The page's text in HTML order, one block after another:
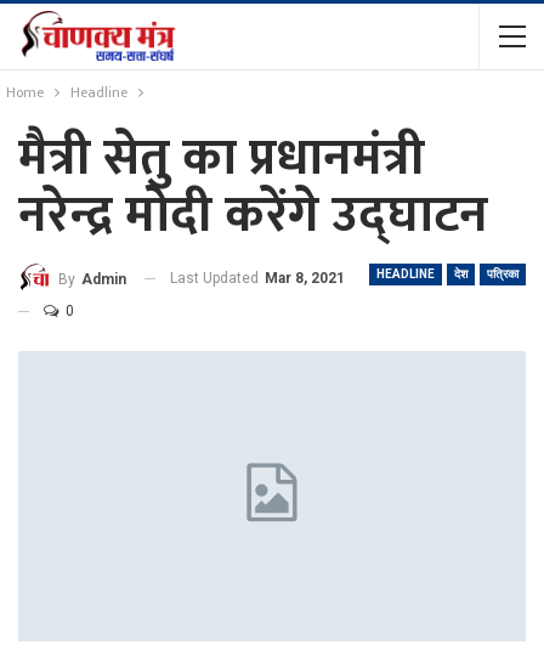
Home Headline
मैत्री सेतु का प्रधानमंत्री
नरेन्द्र मोदी करेंगे उद्घाटन
HEADLINE देश पत्रिका
By Admin Last Updated
Mar 8, 2021
0